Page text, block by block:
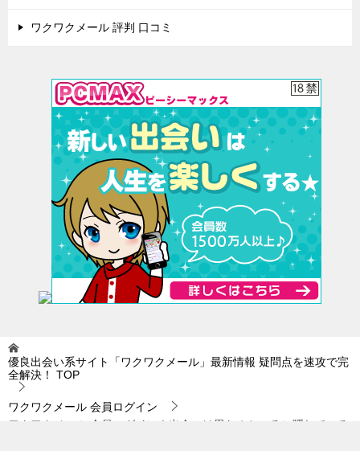
ワクワクメール 評判 口コミ
優良出会い系サイト「ワクワクメール」最新情報 疑問点を速攻で完
全解決！
TOP
ワクワクメール 会員ログイン
ワクワクメール 会員ログイン｜出会いは思わぬところに隠れている